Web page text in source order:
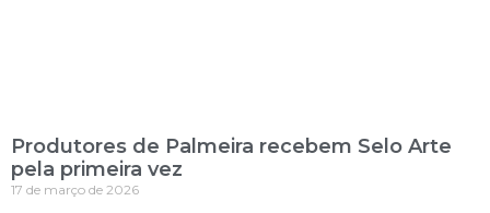
Produtores de Palmeira recebem Selo Arte
pela primeira vez
17 de março de 2026